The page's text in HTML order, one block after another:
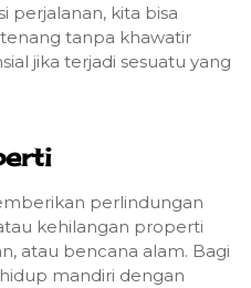
perjalanan, kita bisa
tanpa khawatir
jika terjadi sesuatu yang
perlindungan
kehilangan properti
atau bencana alam. Bagi
mandiri dengan